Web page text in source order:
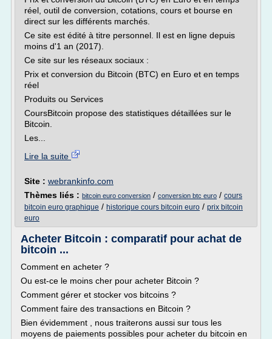
réel, outil de conversion, cotations, cours et bourse en
direct sur les différents marchés.
Ce site est édité à titre personnel. Il est en ligne depuis
moins d'1 an (2017).
Ce site sur les réseaux sociaux :
Prix et conversion du Bitcoin (BTC) en Euro et en temps
réel
Produits ou Services
CoursBitcoin propose des statistiques détaillées sur le
Bitcoin.
Les...
Lire la suite
Site : webrankinfo.com
Thèmes liés : bitcoin euro conversion / conversion btc euro / cours
bitcoin euro graphique / historique cours bitcoin euro / prix bitcoin
euro
Acheter Bitcoin : comparatif pour achat de
bitcoin ...
Comment en acheter ?
Ou est-ce le moins cher pour acheter Bitcoin ?
Comment gérer et stocker vos bitcoins ?
Comment faire des transactions en Bitcoin ?
Bien évidemment , nous traiterons aussi sur tous les
moyens de paiements possibles pour acheter du bitcoin en